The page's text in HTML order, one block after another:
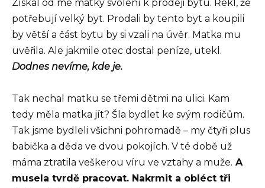
Získal od mé matky svolení k prodeji bytu. Řekl, že
potřebují velký byt. Prodali by tento byt a koupili
by větší a část bytu by si vzali na úvěr. Matka mu
uvěřila. Ale jakmile otec dostal peníze, utekl.
Dodnes nevíme, kde je.
Tak nechal matku se třemi dětmi na ulici. Kam
tedy měla matka jít? Šla bydlet ke svým rodičům.
Tak jsme bydleli všichni pohromadě – my čtyři plus
babička a děda ve dvou pokojích. V té době už
máma ztratila veškerou víru ve vztahy a muže. A
musela tvrdě pracovat. Nakrmit a obléct tři